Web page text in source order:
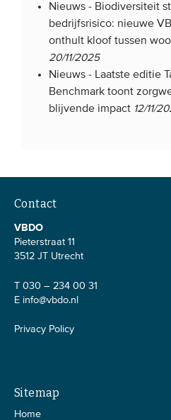
Nieuws - Biodiversiteit
bedrijfsrisico: nieuwe
onthult kloof tussen
20/11/2025
Nieuws - Laatste editie
Benchmark toont
blijvende impact 12/11/
Contact
VBDO
Pieterstraat 11
3512 JT Utrecht
T 030 – 234 00 31
E info@vbdo.nl
Privacy Policy
Sitemap
Home